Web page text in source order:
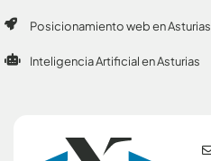
Posicionamiento web en Asturias
Inteligencia Artificial en Asturias